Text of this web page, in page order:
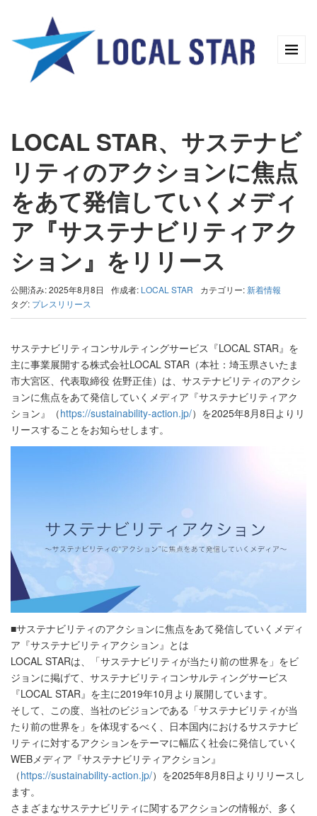
LOCAL STAR、サステナビ
リティのアクションに焦点
をあて発信していくメディ
ア『サステナビリティアク
ション』をリリース
公開済み: 2025年8月8日 作成者: LOCAL STAR カテゴリー:新着情報
タグ: プレスリリース
サステナビリティコンサルティングサービス『LOCAL STAR』を
主に事業展開する株式会社LOCAL STAR（本社：埼玉県さいたま
市大宮区、代表取締役 佐野正佳）は、サステナビリティのアクシ
ョンに焦点をあて発信していくメディア『サステナビリティアク
ション』（https://sustainability-action.jp/）を2025年8月8日よりリ
リースすることをお知らせします。
■サステナビリティのアクションに焦点をあて発信していくメディ
ア『サステナビリティアクション』とは
LOCAL STARは、「サステナビリティが当たり前の世界を」をビ
ジョンに掲げて、サステナビリティコンサルティングサービス
『LOCAL STAR』を主に2019年10月より展開しています。
そして、この度、当社のビジョンである「サステナビリティが当
たり前の世界を」を体現するべく、日本国内におけるサステナビ
リティに対するアクションをテーマに幅広く社会に発信していく
WEBメディア『サステナビリティアクション』
（https://sustainability-action.jp/）を2025年8月8日よりリリースし
ます。
さまざまなサステナビリティに関するアクションの情報が、多く